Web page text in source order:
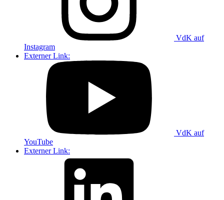
VdK auf
Instagram
Externer Link:
VdK auf
YouTube
Externer Link: